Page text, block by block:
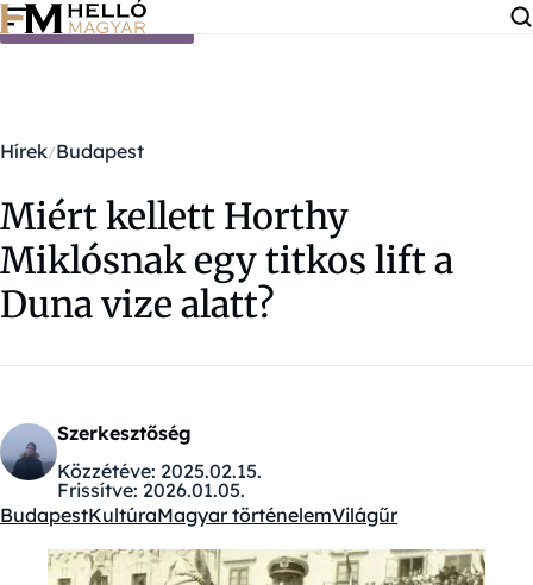
Ugrás a tartalomra
Hírek Budapest
Miért kellett Horthy
Miklósnak egy titkos lift a
Duna vize alatt?
Szerkesztőség
Közzétéve: 2025.02.15.
Frissítve: 2026.01.05.
Kategóriák:
BudapestKultúraMagyar történelemVilágűr